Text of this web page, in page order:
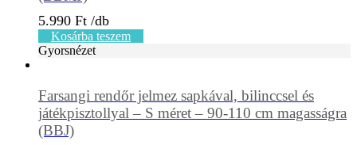
5.990 Ft
Kosárba teszem
Gyorsnézet
Farsangi rendőr jelmez sapkával, bilinccsel és
játékpisztollyal – S méret – 90-110 cm magasságra
(BBJ)